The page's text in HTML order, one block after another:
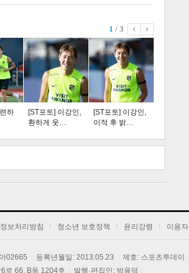
트 크 트 축 사 하기 보기
라이프
1 / 3
하
[ST포토] 이강인,
환하게 웃…
[ST포토] 이강인,
이적 후 밝…
보처리방침 청소년 보호정책 윤리강령 이용
02665 등록년월일: 2013.05.23
제호: 스포츠투데이
로 66, B동 1204호
발행·편집인: 박용덕